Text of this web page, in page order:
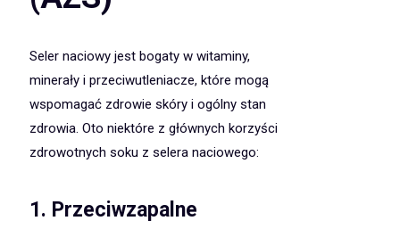
Seler naciowy jest bogaty w witaminy,
minerały i przeciwutleniacze, które mogą
wspomagać zdrowie skóry i ogólny stan
zdrowia. Oto niektóre z głównych korzyści
zdrowotnych soku z selera naciowego:
1. Przeciwzapalne